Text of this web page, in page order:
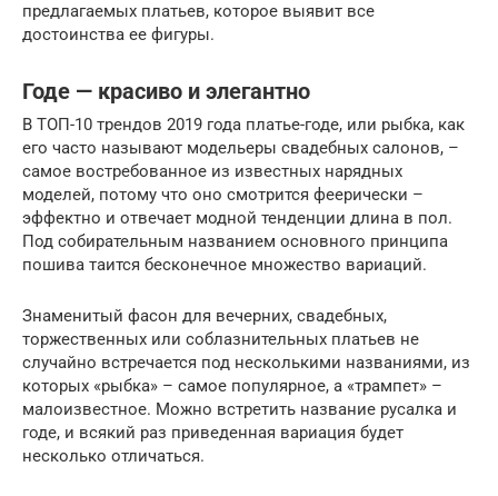
предлагаемых платьев, которое выявит все
достоинства ее фигуры.
Годе — красиво и элегантно
В ТОП-10 трендов 2019 года платье-годе, или рыбка, как
его часто называют модельеры свадебных салонов, –
самое востребованное из известных нарядных
моделей, потому что оно смотрится феерически –
эффектно и отвечает модной тенденции длина в пол.
Под собирательным названием основного принципа
пошива таится бесконечное множество вариаций.
Знаменитый фасон для вечерних, свадебных,
торжественных или соблазнительных платьев не
случайно встречается под несколькими названиями, из
которых «рыбка» – самое популярное, а «трампет» –
малоизвестное. Можно встретить название русалка и
годе, и всякий раз приведенная вариация будет
несколько отличаться.